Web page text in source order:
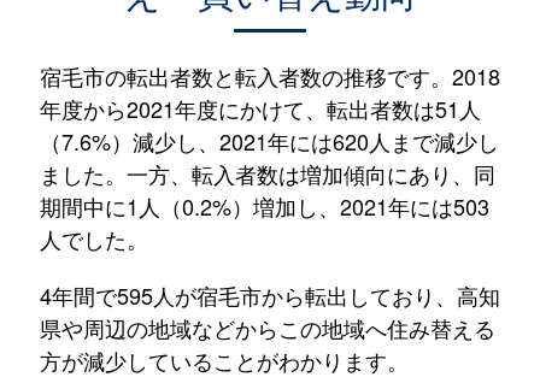
宿毛市の転出者数と転入者数の推移です。2018
年度から2021年度にかけて、転出者数は51人
（7.6%）減少し、2021年には620人まで減少し
ました。一方、転入者数は増加傾向にあり、同
期間中に1人（0.2%）増加し、2021年には503
人でした。
4年間で595人が宿毛市から転出しており、高知
県や周辺の地域などからこの地域へ住み替える
方が減少していることがわかります。